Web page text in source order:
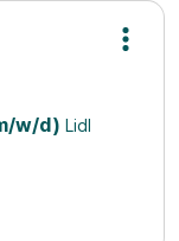
w/d) Lidl